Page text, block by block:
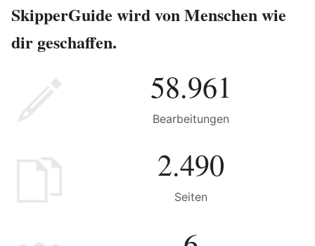
SkipperGuide wird von Menschen wie
dir geschaffen.
58.961
Bearbeitungen
2.490
Seiten